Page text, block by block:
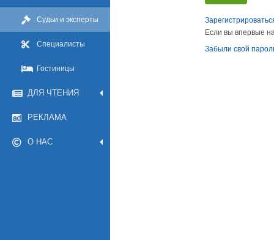
Судьи и эксперты
Специалисты
Гостиницы
ДЛЯ ЧТЕНИЯ
РЕКЛАМА
О НАС
Если вы впервые
Забыли свой